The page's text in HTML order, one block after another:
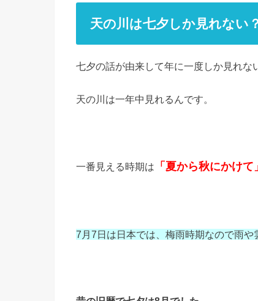
天の川は七夕しか見れない
七夕の話が由来して年に一度しか見れな
天の川は一年中見れるんです。
一番見える時期は 「 夏から秋にかけて」
7月7日は日本では、梅雨時期なので雨や